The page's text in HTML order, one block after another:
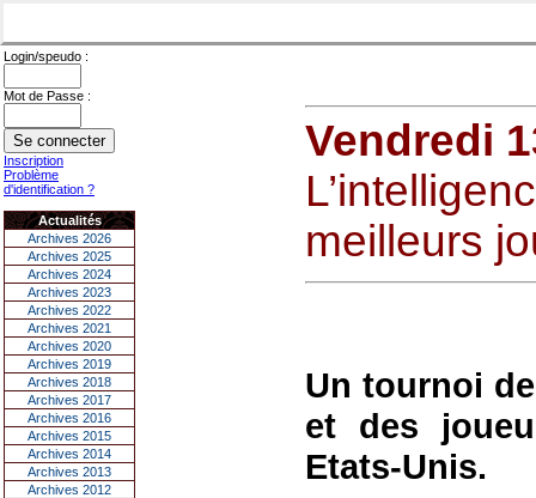
Login/speudo :
Mot de Passe :
Inscription
Problème
d'identification ?
Actualités
Archives 2026
Archives 2025
Archives 2024
Archives 2023
Archives 2022
Archives 2021
Archives 2020
Archives 2019
Archives 2018
Archives 2017
Archives 2016
Archives 2015
Archives 2014
Archives 2013
Archives 2012
Vendredi
meilleurs
Un tournoi
et des
Etats-Unis.